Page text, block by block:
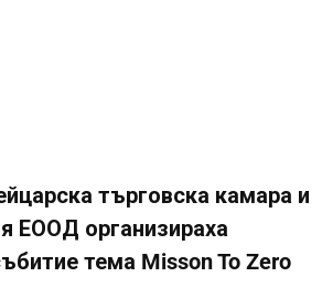
търговска камара и
ЕООД организираха
тема Misson To Zero